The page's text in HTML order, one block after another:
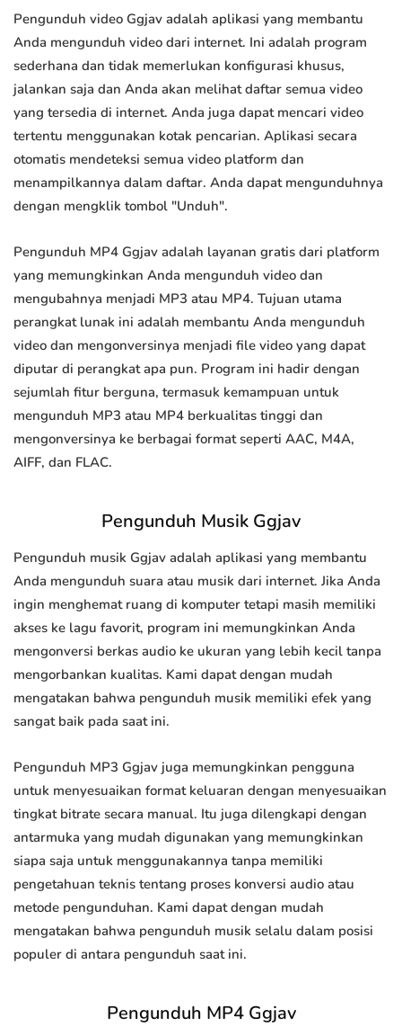
Pengunduh video Ggjav adalah aplikasi yang membantu
Anda mengunduh video dari internet. Ini adalah program
sederhana dan tidak memerlukan konfigurasi khusus,
jalankan saja dan Anda akan melihat daftar semua video
yang tersedia di internet. Anda juga dapat mencari video
tertentu menggunakan kotak pencarian. Aplikasi secara
otomatis mendeteksi semua video platform dan
menampilkannya dalam daftar. Anda dapat mengunduhnya
dengan mengklik tombol "Unduh".
Pengunduh MP4 Ggjav adalah layanan gratis dari platform
yang memungkinkan Anda mengunduh video dan
mengubahnya menjadi MP3 atau MP4. Tujuan utama
perangkat lunak ini adalah membantu Anda mengunduh
video dan mengonversinya menjadi file video yang dapat
diputar di perangkat apa pun. Program ini hadir dengan
sejumlah fitur berguna, termasuk kemampuan untuk
mengunduh MP3 atau MP4 berkualitas tinggi dan
mengonversinya ke berbagai format seperti AAC, M4A,
AIFF, dan FLAC.
Pengunduh Musik Ggjav
Pengunduh musik Ggjav adalah aplikasi yang membantu
Anda mengunduh suara atau musik dari internet. Jika Anda
ingin menghemat ruang di komputer tetapi masih memiliki
akses ke lagu favorit, program ini memungkinkan Anda
mengonversi berkas audio ke ukuran yang lebih kecil tanpa
mengorbankan kualitas. Kami dapat dengan mudah
mengatakan bahwa pengunduh musik memiliki efek yang
sangat baik pada saat ini.
Pengunduh MP3 Ggjav juga memungkinkan pengguna
untuk menyesuaikan format keluaran dengan menyesuaikan
tingkat bitrate secara manual. Itu juga dilengkapi dengan
antarmuka yang mudah digunakan yang memungkinkan
siapa saja untuk menggunakannya tanpa memiliki
pengetahuan teknis tentang proses konversi audio atau
metode pengunduhan. Kami dapat dengan mudah
mengatakan bahwa pengunduh musik selalu dalam posisi
populer di antara pengunduh saat ini.
Pengunduh MP4 Ggjav